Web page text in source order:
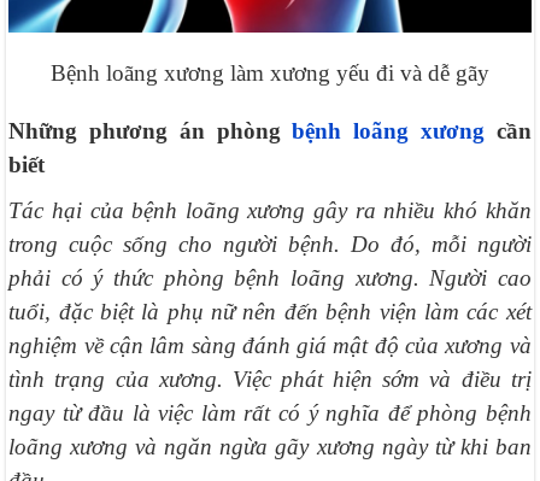
Bệnh loãng xương làm xương yếu đi và dễ gãy
Những phương án phòngbệnh loãng xương cần
biết
Tác hại của bệnh loãng xương gây ra nhiều khó khăn
trong cuộc sống cho người bệnh. Do đó, mỗi người
phải có ý thức phòng bệnh loãng xương. Người cao
tuổi, đặc biệt là phụ nữ nên đến bệnh viện làm các xét
nghiệm về cận lâm sàng đánh giá mật độ của xương và
tình trạng của xương. Việc phát hiện sớm và điều trị
ngay từ đầu là việc làm rất có ý nghĩa để phòng bệnh
loãng xương và ngăn ngừa gãy xương ngày từ khi ban